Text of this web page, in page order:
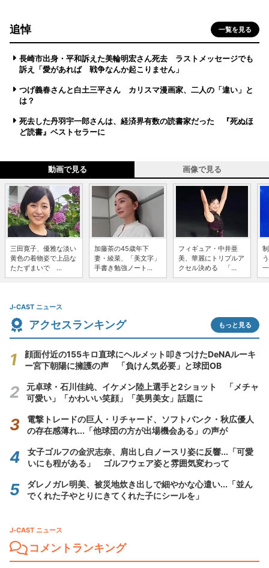
追悼 一覧を見る
長崎市出身・平和訴えた美輪明宏さん死去 ラストメッセージでも
訴え「愛があれば 戦争なんか起こりません」
つげ義春さんと白土三平さん カリスマ漫画家、二人の「違い」と
は？
死去した丹羽宇一郎さんは、経済界有数の読書家だった 『死ぬほ
ど読書』ベストセラーに
動画で見る 画像で見る
三田寛子、優雅な淡い
黄色の着物姿で上品な
たたずまいで ...
加藤茶の45歳年下
妻・綾菜、「美文字」
手書き勉強ノート...
フィギュア・中井亜
美、華麗にトリプルア
クセル決める 「...
J-CAST ニュース
アクセスランキング もっと見る
顔面付近の155キロ直球にヘルメット叩きつけたDeNAルーキ
ー宮下朝陽に擁護の声 「負けん気必要」と球団OB
元卓球・石川佳純、イケメン陸上選手と2ショット 「メチャ
可愛い」「かわいい笑顔」「美男美女」話題に
電撃トレードの巨人・リチャード、ソフトバンク・秋広優人
の存在感薄れ...「他球団の方が出場機会ある」の声が
女子ゴルフの金沢志奈、肩出し白ノースリ姿に反響...「可愛
いにも程がある」 ゴルフウェア姿と雰囲気変わって
ダレノガレ明美、被災地炊き出しで細やかな心遣い...「並ん
でくれた子やとりにきてくれた子にシールを」
J-CAST ニュース
コメントランキング